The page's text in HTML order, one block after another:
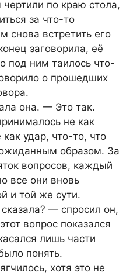
по краю стола,
за что-то
снова встретить его
заговорила, её
под ним таилось что-
о прошедших
она. — Это так.
не как
удар, что-то, что
образом. За
вопросов, каждый
все они вновь
и той же сути.
— спросил он,
вопрос показался
лишь части
понять.
хотя это не